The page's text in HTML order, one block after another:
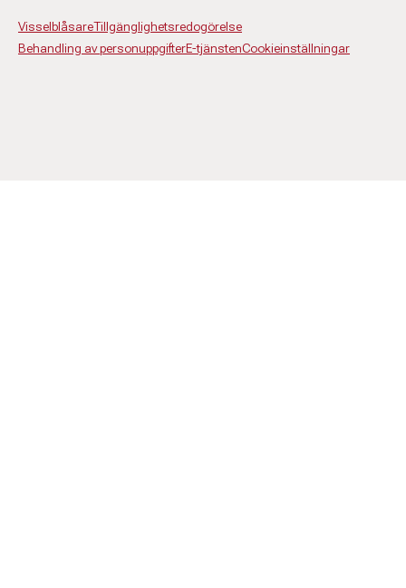
VisselblåsareTillgänglighetsredogörelse
Behandling av personuppgifterE-tjänstenCookieinställningar